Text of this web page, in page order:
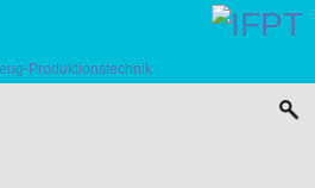
Produktionstechnik